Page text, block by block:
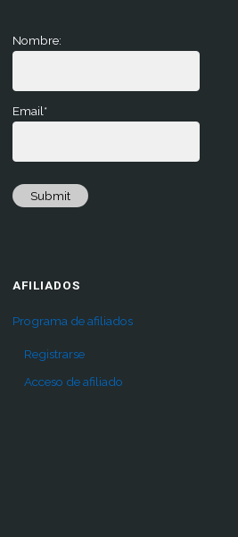
Nombre:
Email*
Submit
AFILIADOS
Programa de afiliados
Registrarse
Acceso de afiliado